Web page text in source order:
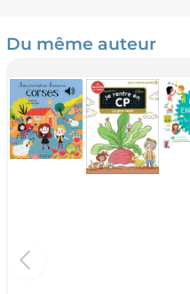
Du même auteur